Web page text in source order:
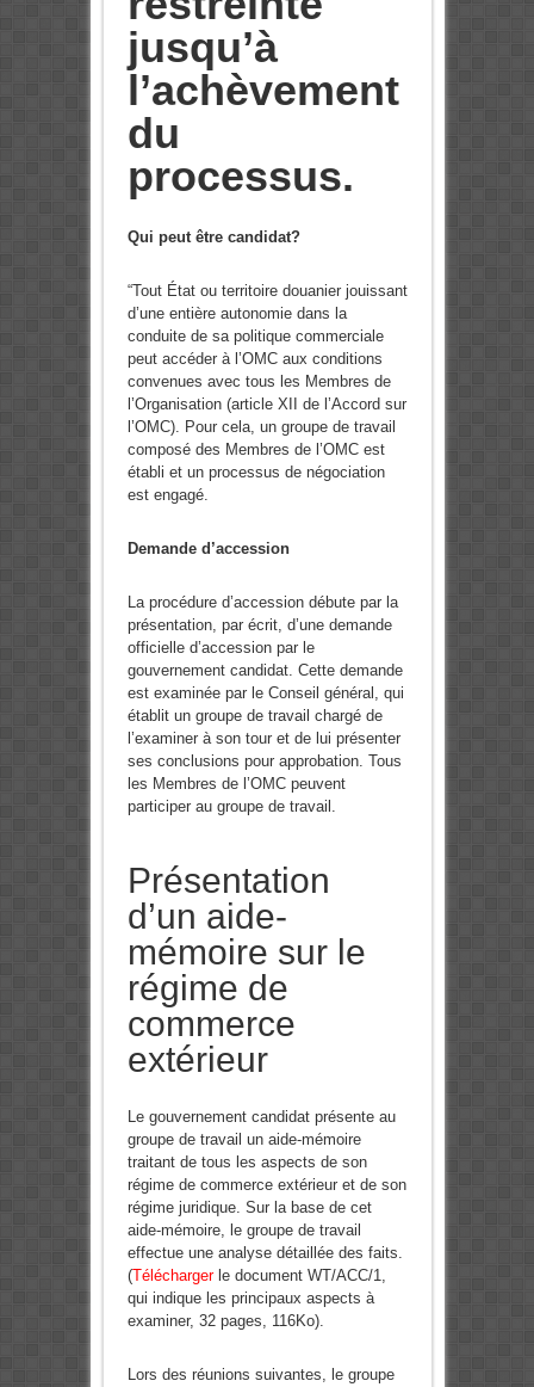
jusqu’à
l’achèvement
du
processus.
Qui peut être candidat?
“Tout État ou territoire douanier jouissant
d’une entière autonomie dans la
conduite de sa politique commerciale
peut accéder à l’OMC aux conditions
convenues avec tous les Membres de
l’Organisation (article XII de l’Accord sur
l’OMC). Pour cela, un groupe de travail
composé des Membres de l’OMC est
établi et un processus de négociation
est engagé.
Demande d’accession
La procédure d’accession débute par la
présentation, par écrit, d’une demande
officielle d’accession par le
gouvernement candidat. Cette demande
est examinée par le Conseil général, qui
établit un groupe de travail chargé de
l’examiner à son tour et de lui présenter
ses conclusions pour approbation. Tous
les Membres de l’OMC peuvent
participer au groupe de travail.
Présentation
d’un aide-
mémoire sur le
régime de
commerce
extérieur
Le gouvernement candidat présente au
groupe de travail un aide-mémoire
traitant de tous les aspects de son
régime de commerce extérieur et de son
régime juridique. Sur la base de cet
aide-mémoire, le groupe de travail
effectue une analyse détaillée des faits.
(Téléchargerle document WT/ACC/1,
qui indique les principaux aspects à
examiner, 32 pages, 116Ko).
Lors des réunions suivantes, le groupe